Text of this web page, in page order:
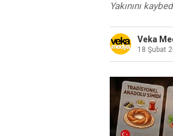
Yakınını
Veka
18 Şubat